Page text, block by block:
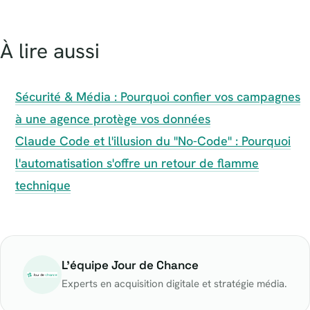
À lire aussi
Sécurité & Média : Pourquoi confier vos campagnes
à une agence protège vos données
Claude Code et l'illusion du "No-Code" : Pourquoi
l'automatisation s'offre un retour de flamme
technique
L'équipe Jour de Chance
Experts en acquisition digitale et stratégie média.